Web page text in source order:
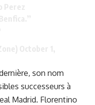
son nom
successeurs à
Madrid. Florentino